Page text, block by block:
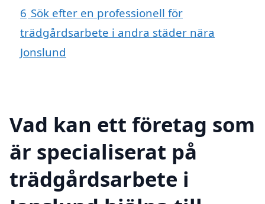
6 Sök efter en professionell för
trädgårdsarbete i andra städer nära
Jonslund
Vad kan ett företag som
är specialiserat på
trädgårdsarbete i